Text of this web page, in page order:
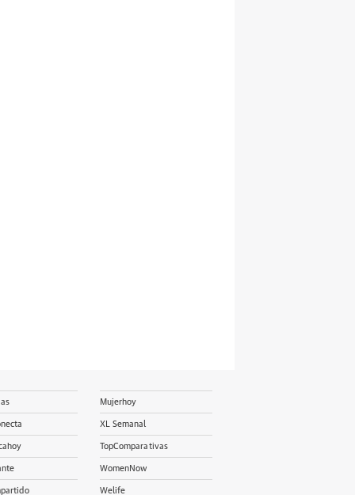
Mujerhoy
XL Semanal
TopComparativas
WomenNow
Welife